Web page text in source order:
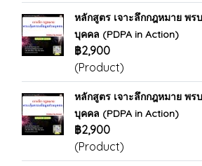
หลักสูตร เจาะลึกกฎหมาย พ
บุคคล (PDPA in Action)
฿2,900
(Product)
หลักสูตร เจาะลึกกฎหมาย พ
บุคคล (PDPA in Action)
฿2,900
(Product)